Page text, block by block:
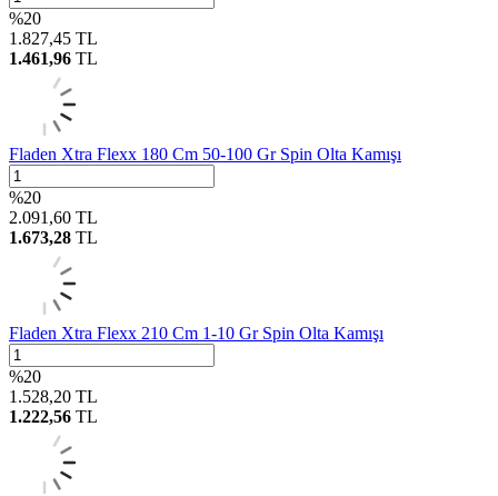
%20
1.827,45 TL
1.461,96 TL
Fladen Xtra Flexx 180 Cm 50-100 Gr Spin Olta Kamışı
%20
2.091,60 TL
1.673,28 TL
Fladen Xtra Flexx 210 Cm 1-10 Gr Spin Olta Kamışı
%20
1.528,20 TL
1.222,56 TL